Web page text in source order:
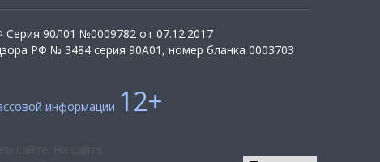
90Л01 №0009782 от 07.12.2017
РФ № 3484 серия 90А01, номер бланка 0003703
информации 12+
сайте. На сайте